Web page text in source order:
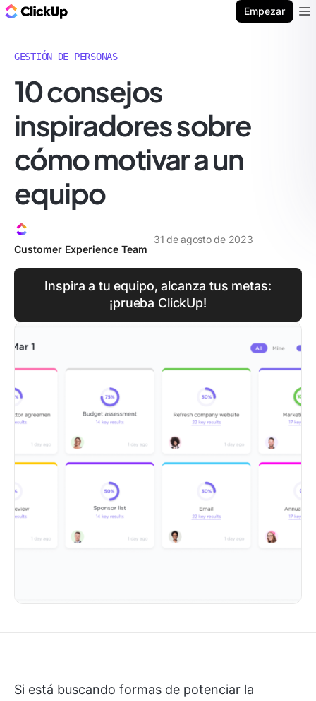
Empezar
GESTIÓN DE PERSONAS
10 consejos
inspiradores sobre
cómo motivar a un
equipo
Customer Experience Team
31 de agosto de 2023
Inspira a tu equipo, alcanza tus metas:
¡prueba ClickUp!
Si está buscando formas de potenciar la